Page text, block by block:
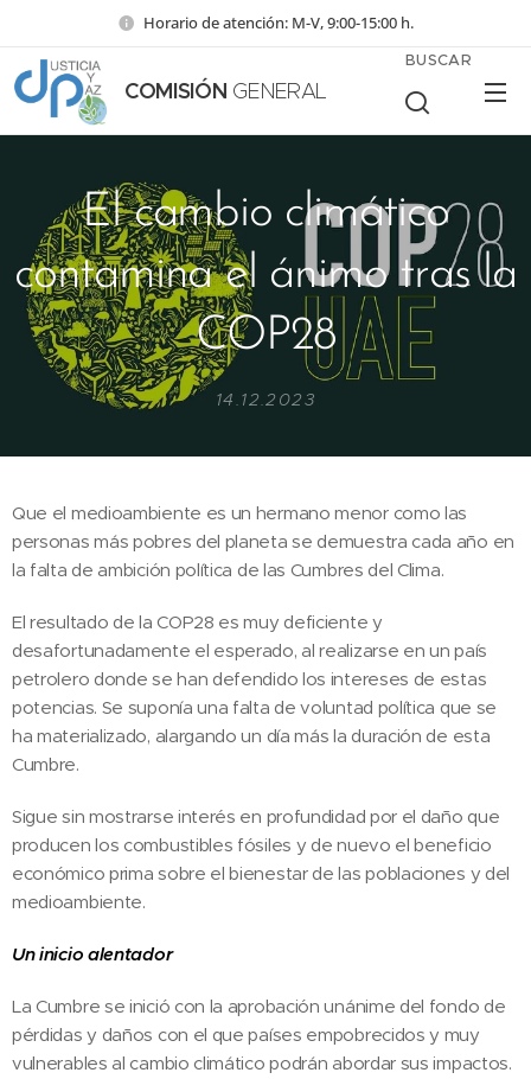
Horario de atención: M-V, 9:00-15:00 h.
COMISIÓN GENERAL
BUSCAR
El cambio climático
contamina el ánimo tras la
COP28
14.12.2023
Que el medioambiente es un hermano menor como las
personas más pobres del planeta se demuestra cada año en
la falta de ambición política de las Cumbres del Clima.
El resultado de la COP28 es muy deficiente y
desafortunadamente el esperado, al realizarse en un país
petrolero donde se han defendido los intereses de estas
potencias. Se suponía una falta de voluntad política que se
ha materializado, alargando un día más la duración de esta
Cumbre.
Sigue sin mostrarse interés en profundidad por el daño que
producen los combustibles fósiles y de nuevo el beneficio
económico prima sobre el bienestar de las poblaciones y del
medioambiente.
Un inicio alentador
La Cumbre se inició con la aprobación unánime del fondo de
pérdidas y daños con el que países empobrecidos y muy
vulnerables al cambio climático podrán abordar sus impactos.